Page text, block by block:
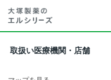
取扱い医療機関・店舗